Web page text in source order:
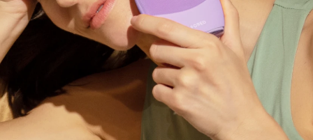
Meine Geräte
Meine Bestellungen
Meine Adressen
Meine Abonnements
FAQ™ Pure Beauty-Tech Elixir
issa™ Teeth Whitening Set
English Deutsch
Español
Français
Italiano
Português
Svenska
Русский
Türkçe
简体中文 繁體中文